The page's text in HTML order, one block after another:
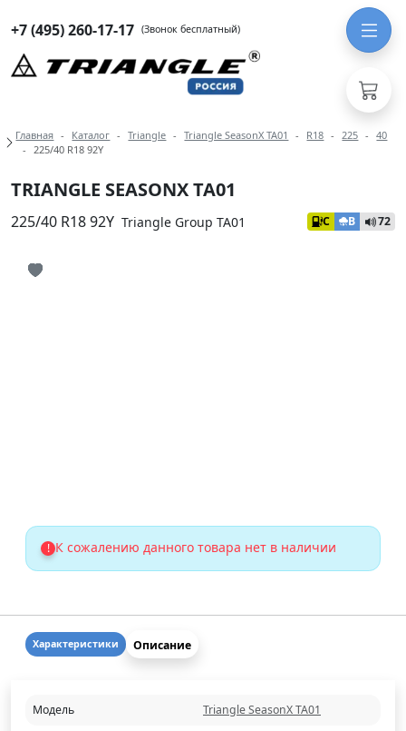
+7 (495) 260-17-17 (Звонок бесплатный)
Навигация по разделам модели
Главная Каталог Triangle Triangle SeasonX TA01 R18 225
40
225/40 R18 92Y
TRIANGLE SEASONX TA01
225/40 R18 92Y Triangle Group TA01 C B 72
! К сожалению данного товара нет в наличии
Характеристики Описание
Модель
Triangle SeasonX TA01